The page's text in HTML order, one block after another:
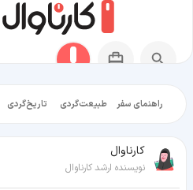
راهنمای سفر طبیعت‌گردی تاریخ‌گردی
کارناوال
نویسنده ارشد کارناوال